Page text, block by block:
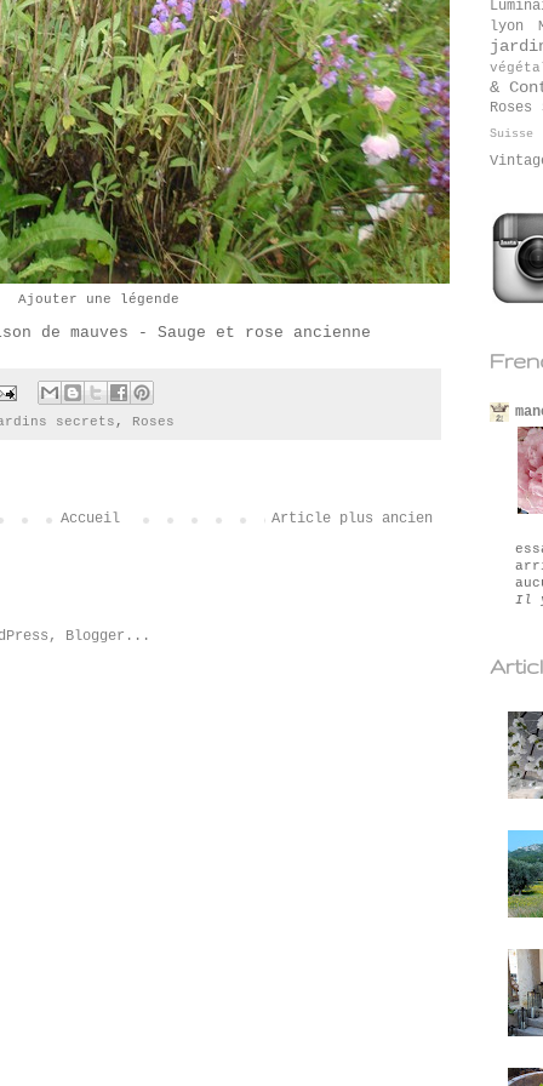
Ajouter une légende
de mauves - Sauge et rose ancienne
secrets , Roses
Article plus ancien
Accueil
lyon
&
Roses
Suisse
Il